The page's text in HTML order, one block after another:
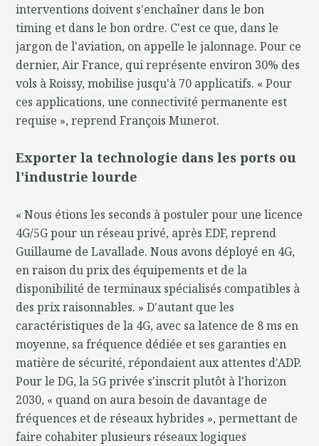
interventions doivent s'enchaîner dans le bon
timing et dans le bon ordre. C'est ce que, dans le
jargon de l'aviation, on appelle le jalonnage. Pour ce
dernier, Air France, qui représente environ 30% des
vols à Roissy, mobilise jusqu'à 70 applicatifs. « Pour
ces applications, une connectivité permanente est
requise », reprend François Munerot.
Exporter la technologie dans les ports ou
l'industrie lourde
« Nous étions les seconds à postuler pour une licence
4G/5G pour un réseau privé, après EDF, reprend
Guillaume de Lavallade. Nous avons déployé en 4G,
en raison du prix des équipements et de la
disponibilité de terminaux spécialisés compatibles à
des prix raisonnables. » D'autant que les
caractéristiques de la 4G, avec sa latence de 8 ms en
moyenne, sa fréquence dédiée et ses garanties en
matière de sécurité, répondaient aux attentes d'ADP.
Pour le DG, la 5G privée s'inscrit plutôt à l'horizon
2030, « quand on aura besoin de davantage de
fréquences et de réseaux hybrides », permettant de
faire cohabiter plusieurs réseaux logiques